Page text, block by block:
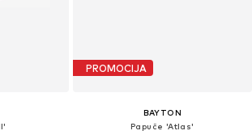
PROMOCIJA
BAYTON
Papuče 'Atlas'